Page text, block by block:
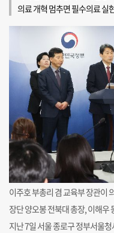
의료 개혁 멈추면 필수의료 실
이주호 부총리 겸 교육부 장관이
장단 양오봉 전북대 총장, 이해
지난 7일 서울 종로구 정부서울